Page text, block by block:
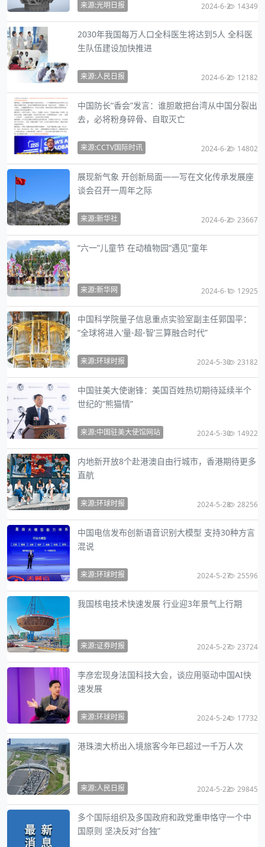
来源:光明日报 2024-6-2 14349
2030年我国每万人口全科医生将达到5人 全科医
生队伍建设加快推进
来源:人民日报 2024-6-2 12182
中国防长“香会”发言：谁胆敢把台湾从中国分裂出
去，必将粉身碎骨、自取灭亡
来源:CCTV国际时讯 2024-6-2 14802
展现新气象 开创新局面——写在文化传承发展座
谈会召开一周年之际
来源:新华社 2024-6-2 23667
“六一”儿童节 在动植物园“遇见”童年
来源:新华网 2024-6-1 12925
中国科学院量子信息重点实验室副主任郭国平：
“全球将进入‘量-超-智’三算融合时代”
来源:环球时报 2024-5-30 23182
中国驻美大使谢锋：美国百姓热切期待延续半个
世纪的“熊猫情”
来源:中国驻美大使馆网站 2024-5-30 14922
内地新开放8个赴港澳自由行城市，香港期待更多
直航
来源:环球时报 2024-5-28 28256
中国电信发布创新语音识别大模型 支持30种方言
混说
来源:环球时报 2024-5-27 25596
我国核电技术快速发展 行业迎3年景气上行期
来源:证券时报 2024-5-27 23724
李彦宏现身法国科技大会，谈应用驱动中国AI快
速发展
来源:环球时报 2024-5-24 17732
港珠澳大桥出入境旅客今年已超过一千万人次
来源:人民日报 2024-5-22 29845
多个国际组织及多国政府和政党重申恪守一个中
国原则 坚决反对“台独”